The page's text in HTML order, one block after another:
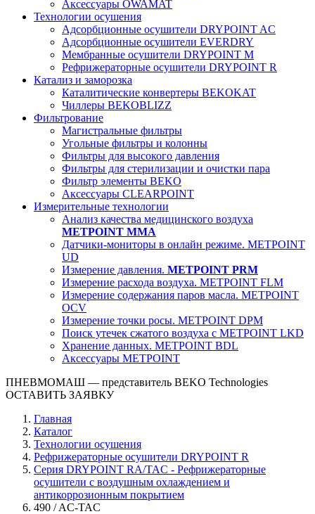
Аксессуары OWAMAT
Технологии осушения
Адсорбционные осушители DRYPOINT AC
Адсорбционные осушители EVERDRY
Мембранные осушители DRYPOINT M
Рефрижераторные осушители DRYPOINT R
Катализ и заморозка
Каталитические конвертеры BEKOKAT
Чиллеры BEKOBLIZZ
Фильтрование
Магистральные фильтры
Угольные фильтры и колонны
Фильтры для высокого давления
Фильтры для стерилизации и очистки пара
Фильтр элементы BEKO
Аксессуары CLEARPOINT
Измерительные технологии
Анализ качества медицинского воздуха
METPOINT MMA
Датчики-мониторы в онлайн режиме. METPOINT
UD
Измерение давления. METPOINT PRM
Измерение расхода воздуха. METPOINT FLM
Измерение содержания паров масла. METPOINT
OCV
Измерение точки росы. METPOINT DPM
Поиск утечек сжатого воздуха с METPOINT LKD
Хранение данных. METPOINT BDL
Аксессуары METPOINT
ПНЕВМОМАШ — представитель BEKO Technologies
ОСТАВИТЬ ЗАЯВКУ
Главная
Каталог
Технологии осушения
Рефрижераторные осушители DRYPOINT R
Серия DRYPOINT RA/TAC - Рефрижераторные
осушители с воздушным охлаждением и
антикоррозионным покрытием
490 / AC-TAC